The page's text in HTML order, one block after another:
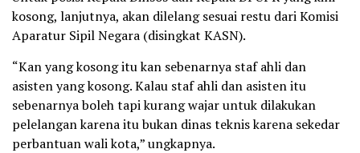
kosong, lanjutnya, akan dilelang sesuai restu dari Komisi
Aparatur Sipil Negara (disingkat KASN).
“Kan yang kosong itu kan sebenarnya staf ahli dan
asisten yang kosong. Kalau staf ahli dan asisten itu
sebenarnya boleh tapi kurang wajar untuk dilakukan
pelelangan karena itu bukan dinas teknis karena sekedar
perbantuan wali kota,” ungkapnya.